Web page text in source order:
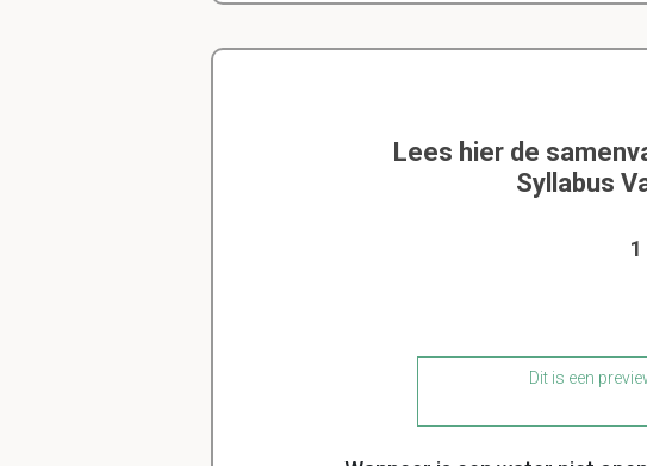
Lees hier de
Syllabus
Dit is een